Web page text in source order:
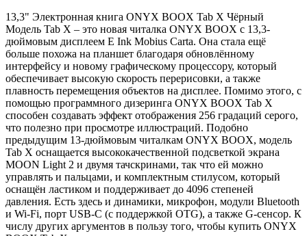
13,3" Электронная книга ONYX BOOX Tab X Чёрный
Модель Tab X – это новая читалка ONYX BOOX с 13,3-
дюймовым дисплеем E Ink Mobius Carta. Она стала ещё
больше похожа на планшет благодаря обновлённому
интерфейсу и новому графическому процессору, который
обеспечивает высокую скорость перерисовки, а также
плавность перемещения объектов на дисплее. Помимо этого, с
помощью программного дизеринга ONYX BOOX Tab X
способен создавать эффект отображения 256 градаций серого,
что полезно при просмотре иллюстраций. Подобно
предыдущим 13-дюймовым читалкам ONYX BOOX, модель
Tab X оснащается высококачественной подсветкой экрана
MOON Light 2 и двумя тачскринами, так что ей можно
управлять и пальцами, и комплектным стилусом, который
оснащён ластиком и поддерживает до 4096 степеней
давления. Есть здесь и динамики, микрофон, модули Bluetooth
и Wi-Fi, порт USB-C (с поддержкой OTG), а также G-сенсор. К
числу других аргументов в пользу того, чтобы купить ONYX